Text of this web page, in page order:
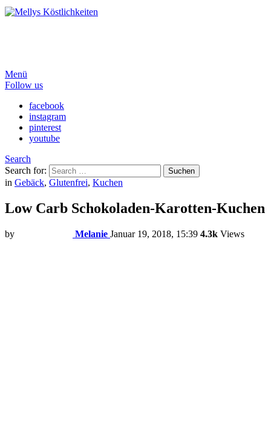
Menü
Follow us
facebook
instagram
pinterest
youtube
Search
Search for:
Suchen
in Gebäck, Glutenfrei, Kuchen
Low Carb Schokoladen-Karotten-Kuchen
by Melanie Januar 19, 2018, 15:39 4.3k Views